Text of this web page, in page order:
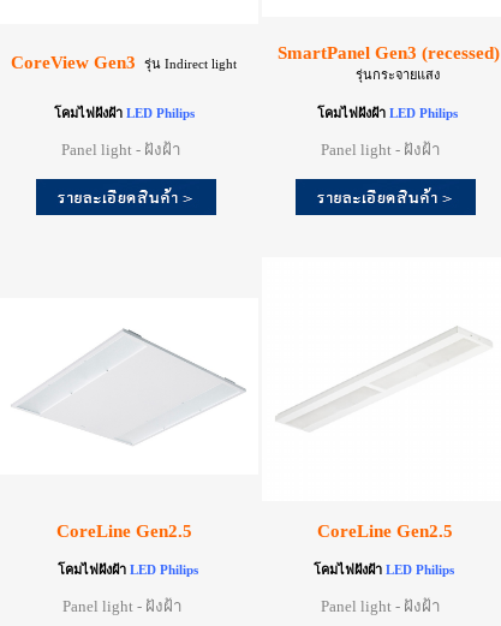
CoreView Gen3 รุ่น Indirect light
SmartPanel Gen3 (recessed)
รุ่นกระจายแสง
โคมไฟฝังฝ้า LED Philips
Panel light - ฝังฝ้า
โคมไฟฝังฝ้า LED Philips
Panel light - ฝังฝ้า
CoreLine Gen2.5 CoreLine Gen2.5
โคมไฟฝังฝ้า LED Philips
Panel light - ฝังฝ้า
โคมไฟฝังฝ้า LED Philips
Panel light - ฝังฝ้า